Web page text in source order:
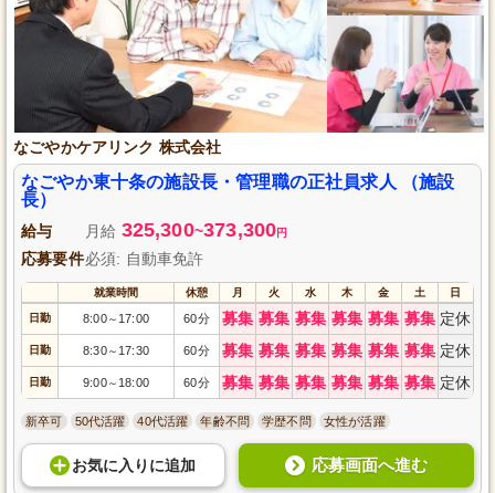
なごやかケアリンク 株式会社
なごやか東十条の施設長・管理職の正社員求人 （施設
長）
給与 月給 325,300~373,300円
応募要件必須: 自動車免許
就業時間 休憩 月 火 水 木 金 土 日
日勤 8:00～ 17:00 60分 募集 募集 募集 募集 募集 募集 定休
日勤 8:30～ 17:30 60分 募集 募集 募集 募集 募集 募集 定休
日勤 9:00～ 18:00 60分 募集 募集 募集 募集 募集 募集 定休
新卒可 50代活躍 40代活躍 年齢不問 学歴不問 女性が活躍
お気に入り に追加 応募画面へ進む